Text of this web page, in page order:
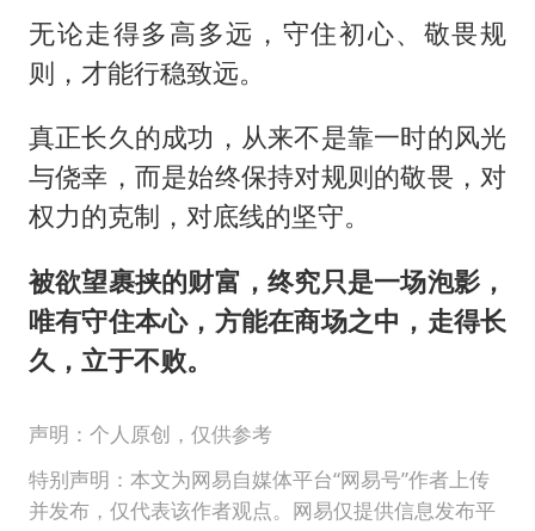
无论走得多高多远，守住初心、敬畏规
则，才能行稳致远。
真正长久的成功，从来不是靠一时的风光
与侥幸，而是始终保持对规则的敬畏，对
权力的克制，对底线的坚守。
被欲望裹挟的财富，终究只是一场泡影，
唯有守住本心，方能在商场之中，走得长
久，立于不败。
声明：个人原创，仅供参考
特别声明：本文为网易自媒体平台“网易号”作者上传
并发布，仅代表该作者观点。网易仅提供信息发布平